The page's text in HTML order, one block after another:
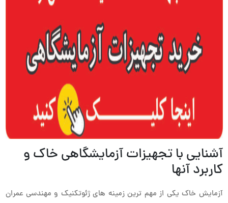
آشنایی با تجهیزات آزمایشگاهی خاک و
کاربرد آنها
آزمایش خاک یکی از مهم ترین زمینه های ژئوتکنیک و مهندسی عمران